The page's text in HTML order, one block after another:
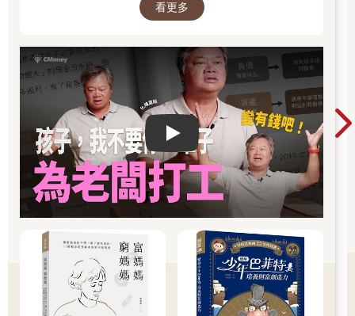
看更多
Play video